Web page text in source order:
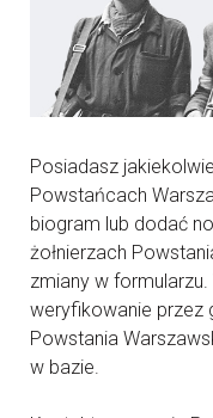
Posiadasz
Powstańcach
biogram lub dodać
żołnierzach
zmiany w
weryfikowanie przez
Powstania
w bazie.